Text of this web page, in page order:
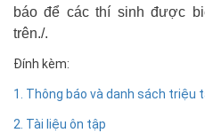
báo để các thí sinh được
trên./.
Đính kèm:
1. Thông báo và danh sách triệu
2. Tài liệu ôn tập